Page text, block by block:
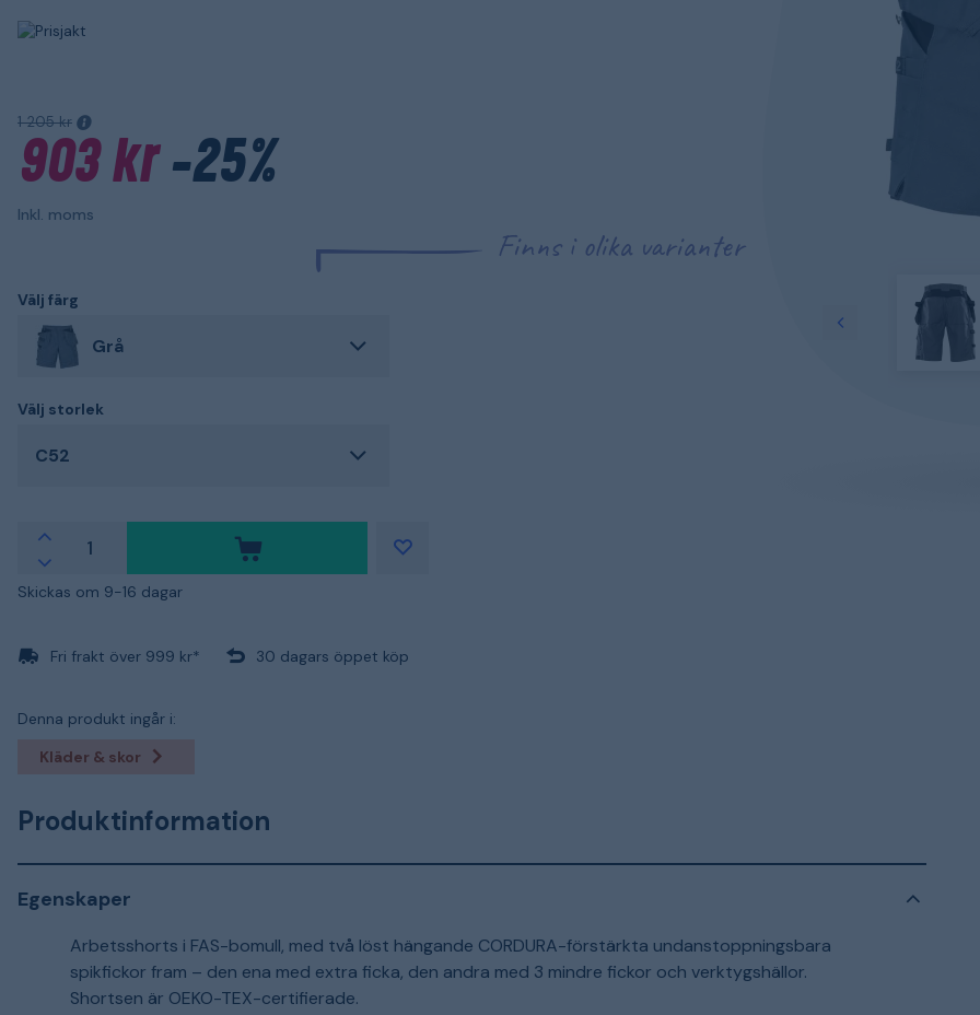
1 205 kr
903 kr-25%
Inkl. moms
Finns i olika varianter
Välj färg
Grå
Välj storlek
C52
Skickas om 9-16 dagar
Fri frakt över 999 kr* 30 dagars öppet köp
Denna produkt ingår i:
Kläder & skor
Produktinformation
Egenskaper
Arbetsshorts i FAS-bomull, med två löst hängande CORDURA-förstärkta undanstoppningsbara
spikfickor fram – den ena med extra ficka, den andra med 3 mindre fickor och verktygshällor.
Shortsen är OEKO-TEX-certifierade.